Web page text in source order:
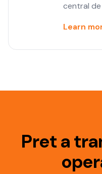
central
Learn
Pret a